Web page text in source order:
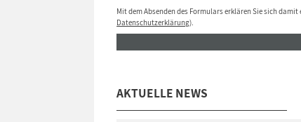
Mit dem Absenden des Formulars erklären Sie sich
Datenschutzerklärung).
AKTUELLE NEWS